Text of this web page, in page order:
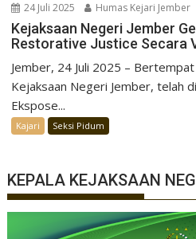
24 Juli 2025 Humas Kejari Jember
Kejaksaan Negeri Jember
Restorative Justice Secara
Jember, 24 Juli 2025 –
Kejaksaan Negeri Jember, telah
Ekspose...
Kajari Seksi Pidum
KEPALA KEJAKSAAN